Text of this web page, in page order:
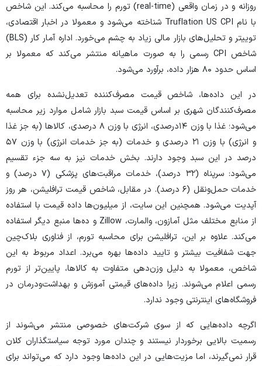
روزانه و در زمان واقعی (real-time) تورم را محاسبه می‌کند. این شاخص
با نام Truflation US CPI شناخته می‌شود و معمولا در اخبار اقتصادی،
توییتر و تحلیل‌های بازار مالی زیاد به چشم می‌خورد. اداره آمار کار (BLS)
شاخص CPI رسمی را به صورت ماهیانه منتشر می‌کند که معمولا بر
اساس حدود ۸۰ هزار داده، برآورد می‌شود.
در این داده‌ها، شاخص قیمت مصرف‌کننده تعدیل‌نشده برای همه
مصرف‌کنندگان شهری بر اساس قیمت سبد بازار شامل موارد زیر محاسبه
می‌شود؛ غذا با وزن ۱۴درصدی، انرژی با وزن ۸ درصدی، کالا‌ها (به جز غذا
و انرژی) با وزن ۲۱ درصدی و خدمات (به جز خدمات انرژی) با وزن ۵۷
درصد در این سبد وجود دارند. بخش خدمات نیز به سه جزء تقسیم
می‌شود: سرپناه (۳۲ درصد)، خدمات مراقبت‌های پزشکی (۷ درصد) و
خدمات حمل‌ونقل (۶ درصد). در مقابل، شاخص قیمت ترافلیشن، هر روز
آپدیت می‌شود. همچنین این سایت، از میلیون‌ها داده قیمت با استفاده
از منابع مختلف مثل آمازون، والمارت، Zillow و ده‌ها منبع دیگر استفاده
می‌کند. علاوه بر این، ترافلیشن برای محاسبه تورم، از فناوری بلاک‌چین
جهت شفافیت بیشتر و تایید داده‌ها بهره می‌برد. اعداد مربوط به این
شاخص، معمولا به دلیل وزن‌دهی متفاوت به کالاها، پایین‌تر از تورم
رسمی اعلام می‌شوند. زیرا داده‌های قیمتی آموزش و بهداشت‌ودرمان در
فروشگاه‌های اینترنتی وجود ندارد.
اگرچه داده‌هایی که از سوی شرکت‌های خصوصی منتشر می‌شوند از
رسمیت بالایی برخوردار نیستند و چندان مورد توجه سیاستگذاران کلان
قرار نمی‌گیرند، اما مزیت‌هایی در این داده‌ها وجود دارد که می‌تواند برای